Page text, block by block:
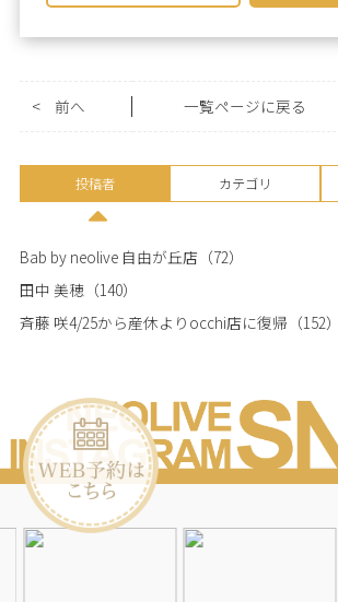
< 前へ 一覧ページに戻る
投稿者 カテゴリ
Bab by neolive 自由が丘店 （72）
田中 美穂 （140）
斉藤 咲4/25から産休よりocchi店に復帰 （152）